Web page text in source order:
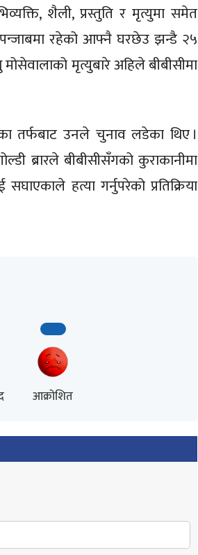
शैली, प्रस्तुति र मृत्युमा समेत
रहेको आफ्नै घरछेउ झन्डै २५
मृत्युबारे अहिले बीबीसीमा
तर्फबाट उनले चुनाव लडेका थिए ।
ब्रारले बीबीसीसँगको कुराकानीमा
हत्या गर्नुपरेको प्रतिक्रिया
आक्रोशित